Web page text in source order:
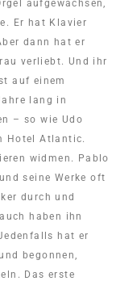
aufgewachsen,
Er hat Klavier
dann hat er
verliebt. Und ihr
auf einem
lang in
– so wie Udo
Hotel Atlantic.
widmen. Pablo
seine Werke oft
durch und
haben ihn
hat er
begonnen,
Das erste